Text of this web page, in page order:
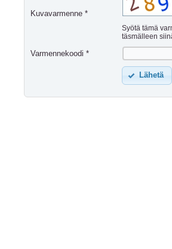
Kuvavarmenne *
Syötä tämä
täsmälleen
Varmennekoodi *
Lähetä